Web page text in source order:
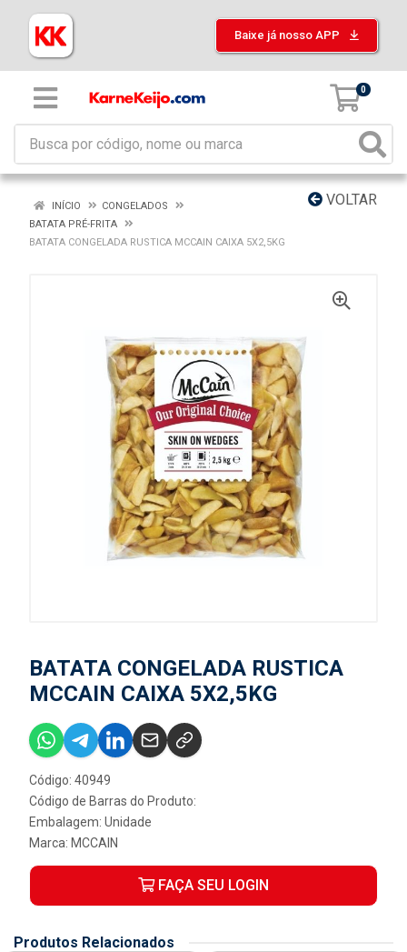
Baixe já nosso APP
0
VOLTAR
INÍCIO
CONGELADOS
BATATA PRÉ-FRITA
BATATA CONGELADA RUSTICA MCCAIN CAIXA 5X2,5KG
BATATA CONGELADA RUSTICA
MCCAIN CAIXA 5X2,5KG
Código: 40949
Código de Barras do Produto:
Embalagem: Unidade
Marca: MCCAIN
FAÇA SEU LOGIN
Produtos Relacionados